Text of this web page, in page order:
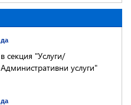
да
в секция "Услуги/
Административни услуги"
да